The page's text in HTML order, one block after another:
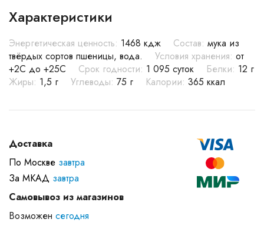
Характеристики
Энергетическая ценность: 1468 кдж Состав: мука из
твёрдых сортов пшеницы, вода.
Условия хранения: от
+2C до +25С
Срок годности: 1 095 суток Белки: 12 г
Жиры: 1,5 г Углеводы: 75 г Калории: 365 ккал
Доставка
По Москве завтра
За МКАД завтра
Самовывоз из магазинов
Возможен сегодня